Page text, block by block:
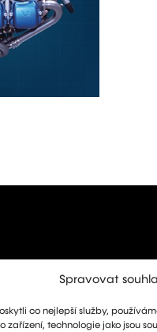
Spravovat
co nejlepší služby,
zařízení, technologie jako jsou